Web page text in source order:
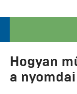
Hogyan
a